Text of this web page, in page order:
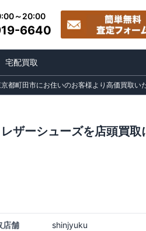
～20:00
6640
宅配買取
町田市にお住いのお客様より高価買取い
ザーシューズを店頭買取
店舗 shinjyuku